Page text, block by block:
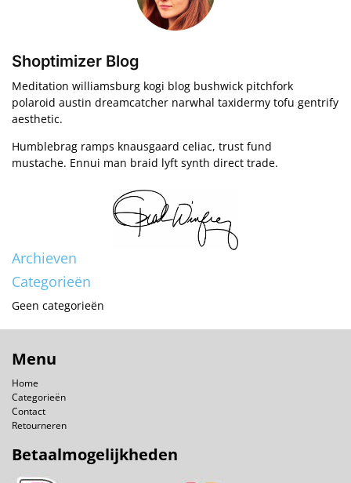
Shoptimizer Blog
Meditation williamsburg kogi blog bushwick pitchfork
polaroid austin dreamcatcher narwhal taxidermy tofu gentrify
aesthetic.
Humblebrag ramps knausgaard celiac, trust fund
mustache. Ennui man braid lyft synth direct trade.
Archieven
Categorieën
Geen categorieën
Menu
Home
Categorieën
Contact
Retourneren
Betaalmogelijkheden